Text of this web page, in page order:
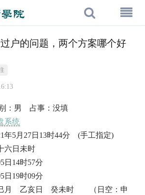
户的问题，两个方案哪个好
：男 占事：没填
系统
年5月27日13时44分 (手工指定)
六日未时
日14时57分
日19时09分
月 乙亥日 癸未时 （日空：申